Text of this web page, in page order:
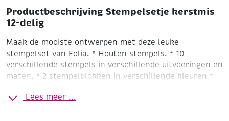
Productbeschrijving Stempelsetje kerstmis
12-delig
Maak de mooiste ontwerpen met deze leuke
stempelset van Folia. * Houten stempels. * 10
verschillende stempels in verschillende uitvoeringen en
maten. * 2 stempelblokken in verschillende kleuren *
Lees meer ...